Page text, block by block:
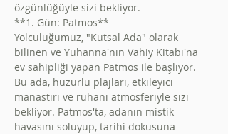
özgünlüğüyle sizi bekliyor.
**1. Gün: Patmos**
Yolculuğumuz, "Kutsal Ada" olarak
bilinen ve Yuhanna'nın Vahiy Kitabı'na
ev sahipliği yapan Patmos ile başlıyor.
Bu ada, huzurlu plajları, etkileyici
manastırı ve ruhani atmosferiyle sizi
bekliyor. Patmos'ta, adanın mistik
havasını soluyup, tarihi dokusuna